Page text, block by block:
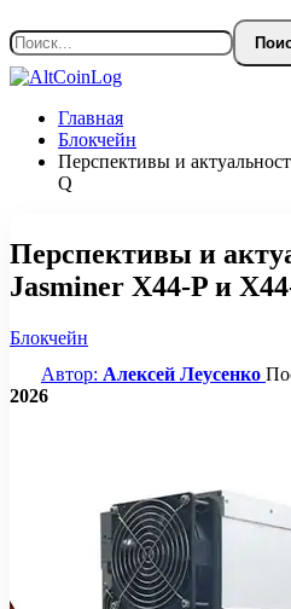
Главная
Блокчейн
Перспективы и
Q
Перспективы и
Jasminer X44-P и
Блокчейн
Автор: Алексей Леусенко
2026